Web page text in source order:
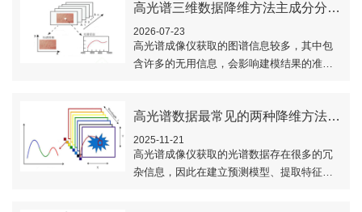
高光谱三维数据降维方法主成分分析法怎么理解？
2026-07-23
高光谱成像仪获取的图谱信息较多，其中包
含许多的无用信息，会影响建模结果的准确
别准确率..
高光谱数据最常见的两种降维方法介绍
2025-11-21
高光谱成像仪获取的光谱数据存在很多的冗
杂信息，因此在建立预测模型、提取特征波